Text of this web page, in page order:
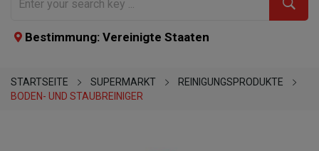
Bestimmung: Vereinigte Staaten
STARTSEITE SUPERMARKT
REINIGUNGSPRODUKTE
BODEN- UND STAUBREINIGER